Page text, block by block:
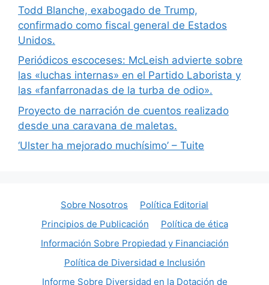
Todd Blanche, exabogado de Trump,
confirmado como fiscal general de Estados
Unidos.
Periódicos escoceses: McLeish advierte sobre
las «luchas internas» en el Partido Laborista y
las «fanfarronadas de la turba de odio».
Proyecto de narración de cuentos realizado
desde una caravana de maletas.
‘Ulster ha mejorado muchísimo’ – Tuite
Sobre Nosotros
Política Editorial
Principios de Publicación
Política de ética
Información Sobre Propiedad y Financiación
Política de Diversidad e Inclusión
Informe Sobre Diversidad en la Dotación de